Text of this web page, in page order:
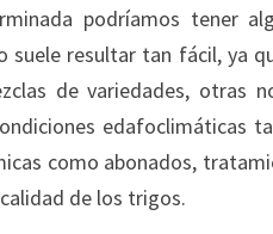
podríamos tener
suele resultar tan fácil, ya
de variedades, otras
edafoclimáticas
como abonados,
de los trigos.